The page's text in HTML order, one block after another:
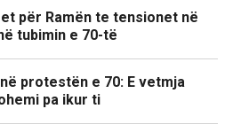
për Ramën te tensionet në
tubimin e 70-të
protestën e 70: E vetmja
pa ikur ti